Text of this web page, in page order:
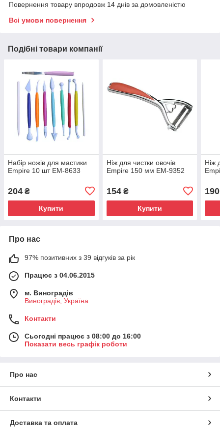
Повернення товару впродовж 14 днів за домовленістю
Всі умови повернення
Подібні товари компанії
Набір ножів для мастики
Empire 10 шт ЕМ-8633
204 ₴
Купити
Ніж для чистки овочів
Empire 150 мм ЕМ-9352
154₴
Купити
Ніж
190
Про нас
97% позитивних з 39 відгуків за рік
Працює з 04.06.2015
м. Виноградів
Виноградів, Україна
Контакти
Сьогодні працює з 08:00 до 16:00
Показати весь графік роботи
Про нас
Контакти
Доставка та оплата